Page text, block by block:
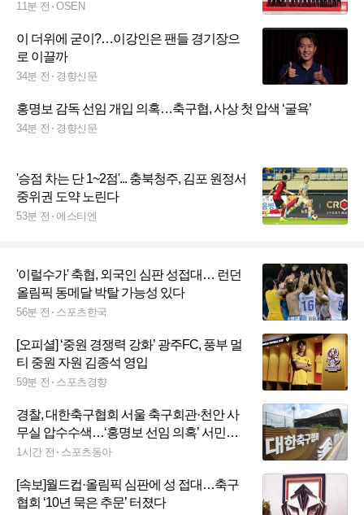
하고 있다"
11분 전 OSEN
이 더위에 굳이?…이강인은 팬들 경기장으
로 이끌까
34분 전 경향신문
홍명보 감독 선임 개입 의혹…축구협, 사상 첫 압색 ‘굴욕’
34분 전 경향신문
'승점 차는 단 1~2점'... 충북청주, 김포 원정서
중위권 도약 노린다
53분 전 에스티엔
'이럴수가' 축협, 외국인 심판 성접대… 런던
올림픽 동메달 박탈 가능성 있다
56분 전 스포츠한국
[오피셜] ‘중원 경쟁력 강화’ 광주FC, 풍부 멀
티 중원 자원 김종석 영입
59분 전 스포츠경향
경찰, 대한축구협회 서울 축구회관·천안 사
무실 압수수색…‘홍명보 선임 의혹’ 서민민
생대책위 고발 2년 만에 강제수사
1시간 전 스포츠동아
[속보]월드컵·올림픽 심판에 성 접대…축구
협회 ‘10년 묵은 추문’ 터졌다